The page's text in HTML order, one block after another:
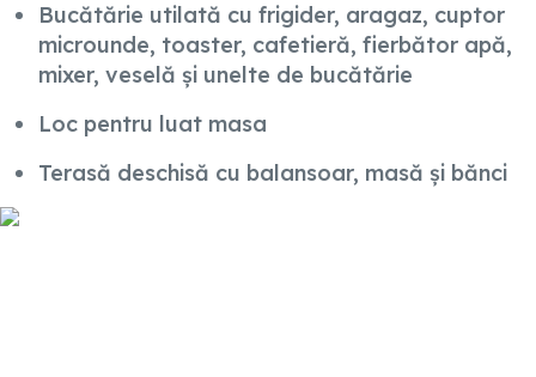
Bucătărie utilată cu frigider, aragaz, cuptor
microunde, toaster, cafetieră, fierbător apă,
mixer, veselă și unelte de bucătărie
Loc pentru luat masa
Terasă deschisă cu balansoar, masă și bănci